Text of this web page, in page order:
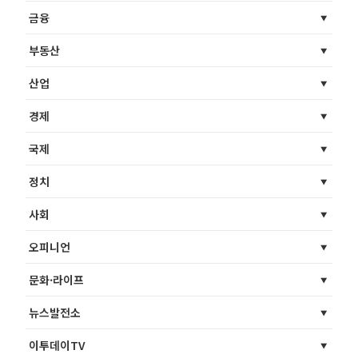
금융
부동산
산업
경제
국제
정치
사회
오피니언
문화·라이프
뉴스발전소
이투데이TV